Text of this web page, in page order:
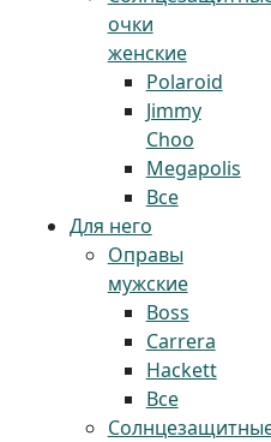
очки
женские
Polaroid
Jimmy
Choo
Megapolis
Все
Для него
Оправы
мужские
Boss
Carrera
Hackett
Все